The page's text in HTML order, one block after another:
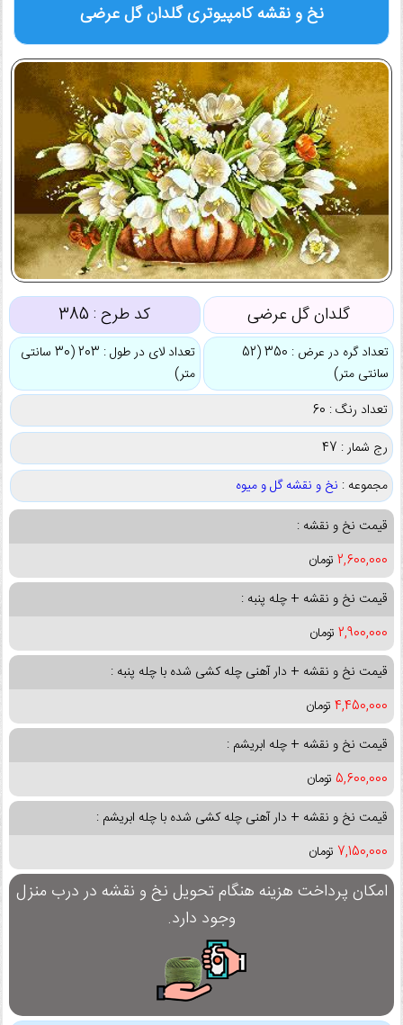
نخ و نقشه کامپیوتریگلدان گل عرضی
گلدان گل عرضی کد طرح : 385
تعداد گره در عرض : 350 (52
سانتی متر)
تعداد لای در طول : 203 (30 سانتی
متر)
تعداد رنگ : 60
رج شمار : 47
مجموعه : نخ و نقشه گل و میوه
قیمت نخ و نقشه :
2,600,000 تومان
قیمت نخ و نقشه + چله پنبه :
2,900,000 تومان
قیمت نخ و نقشه + دار آهنی چله کشی شده با چله پنبه :
4,450,000 تومان
قیمت نخ و نقشه + چله ابریشم :
5,600,000 تومان
قیمت نخ و نقشه + دار آهنی چله کشی شده با چله ابریشم :
7,150,000 تومان
امکان پرداخت هزینه هنگام تحویل نخ و نقشه در درب منزل
وجود دارد.